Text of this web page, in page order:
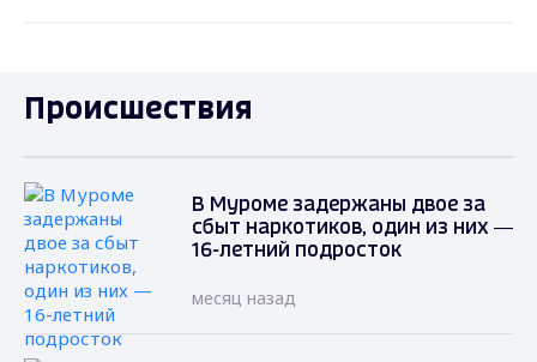
Происшествия
В Муроме задержаны двое за
сбыт наркотиков, один из них —
16-летний подросток
месяц назад